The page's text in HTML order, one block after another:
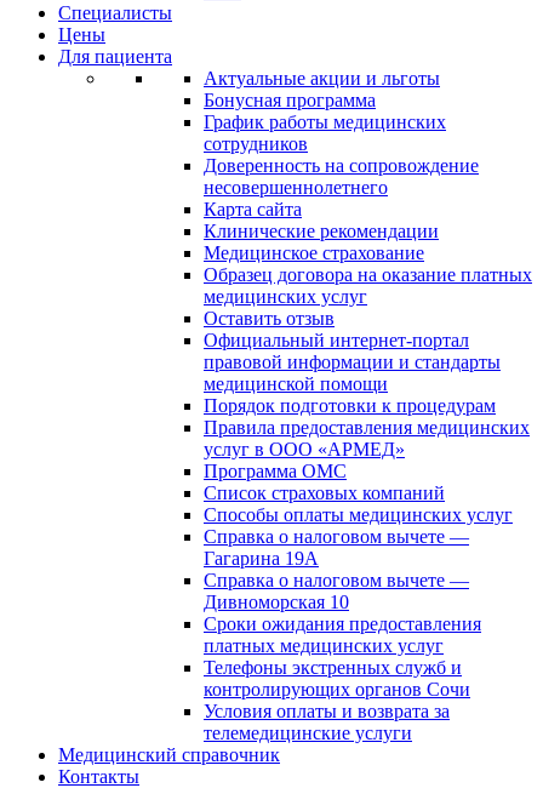
Специалисты
Цены
Для пациента
Актуальные акции и льготы
Бонусная программа
График работы медицинских
сотрудников
Доверенность на сопровождение
несовершеннолетнего
Карта сайта
Клинические рекомендации
Медицинское страхование
Образец договора на оказание платных
медицинских услуг
Оставить отзыв
Официальный интернет-портал
правовой информации и стандарты
медицинской помощи
Порядок подготовки к процедурам
Правила предоставления медицинских
услуг в ООО «АРМЕД»
Программа ОМС
Список страховых компаний
Способы оплаты медицинских услуг
Справка о налоговом вычете —
Гагарина 19А
Справка о налоговом вычете —
Дивноморская 10
Сроки ожидания предоставления
платных медицинских услуг
Телефоны экстренных служб и
контролирующих органов Сочи
Условия оплаты и возврата за
телемедицинские услуги
Медицинский справочник
Контакты